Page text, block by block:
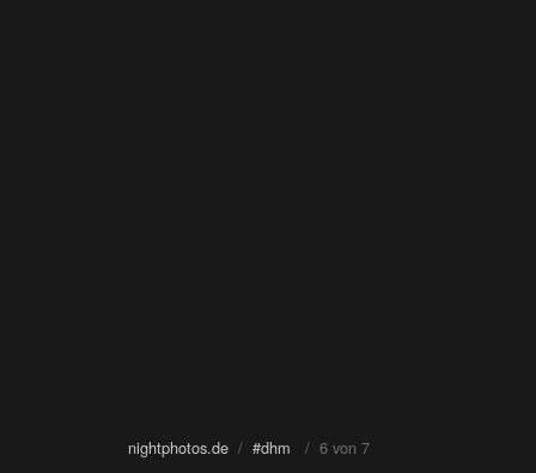
nightphotos.de / #dhm / 6 von 7